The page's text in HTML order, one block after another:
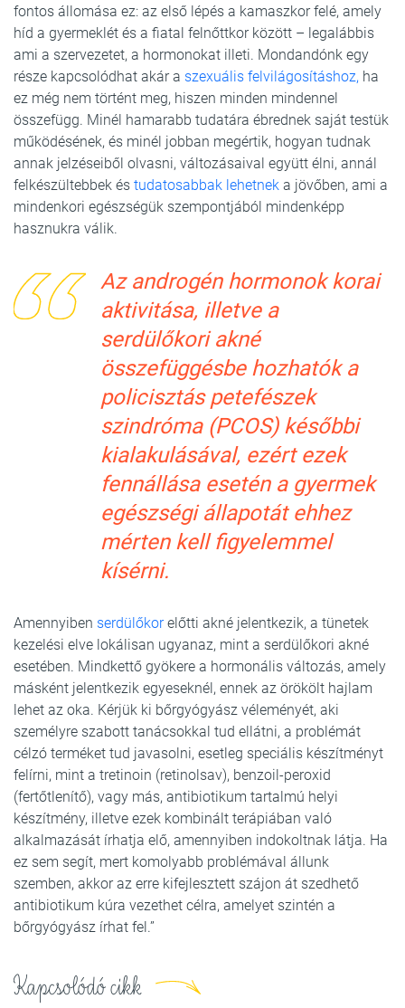
fontos állomása ez: az első lépés a kamaszkor felé, amely
híd a gyermeklét és a fiatal felnőttkor között – legalábbis
ami a szervezetet, a hormonokat illeti. Mondandónk egy
része kapcsolódhat akár a szexuális felvilágosításhoz, ha
ez még nem történt meg, hiszen minden mindennel
összefügg. Minél hamarabb tudatára ébrednek saját testük
működésének, és minél jobban megértik, hogyan tudnak
annak jelzéseiből olvasni, változásaival együtt élni, annál
felkészültebbek és tudatosabbak lehetnek a jövőben, ami a
mindenkori egészségük szempontjából mindenképp
hasznukra válik.
Az androgén hormonok korai
aktivitása, illetve a
serdülőkori akné
összefüggésbe hozhatók a
policisztás petefészek
szindróma (PCOS) későbbi
kialakulásával, ezért ezek
fennállása esetén a gyermek
egészségi állapotát ehhez
mérten kell figyelemmel
kísérni.
Amennyiben serdülőkorelőtti akné jelentkezik, a tünetek
kezelési elve lokálisan ugyanaz, mint a serdülőkori akné
esetében. Mindkettő gyökere a hormonális változás, amely
másként jelentkezik egyeseknél, ennek az örökölt hajlam
lehet az oka. Kérjük ki bőrgyógyász véleményét, aki
személyre szabott tanácsokkal tud ellátni, a problémát
célzó terméket tud javasolni, esetleg speciális készítményt
felírni, mint a tretinoin (retinolsav), benzoil-peroxid
(fertőtlenítő), vagy más, antibiotikum tartalmú helyi
készítmény, illetve ezek kombinált terápiában való
alkalmazását írhatja elő, amennyiben indokoltnak látja. Ha
ez sem segít, mert komolyabb problémával állunk
szemben, akkor az erre kifejlesztett szájon át szedhető
antibiotikum kúra vezethet célra, amelyet szintén a
bőrgyógyász írhat fel.”
Kapcsolódó cikk